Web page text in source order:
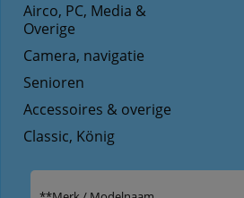
Airco, PC, Media &
Overige
Camera, navigatie
Senioren
Accessoires & overige
Classic, König